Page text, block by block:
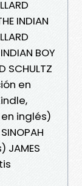
INDIAN
BOY
SCHULTZ
en
en inglés)
JAMES